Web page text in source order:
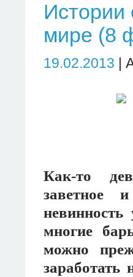
Истории
мире (8
19.02.2013 |
Как-то
заветное
многие
можно
заработать